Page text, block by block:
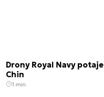
Drony Royal Navy
Chin
1 min.